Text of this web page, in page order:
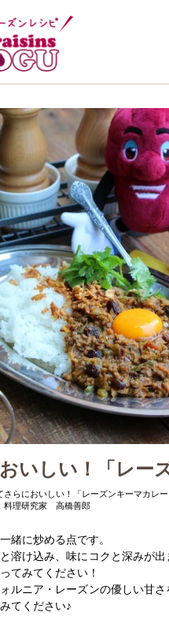
いしい！「レー
さらにおいしい！「レーズンキーマカレー
料理研究家 高橋善郎
緒に炒める点です。
溶け込み、味にコクと深みが
てみてください！
ルニア・レーズンの優しい甘
てください♪